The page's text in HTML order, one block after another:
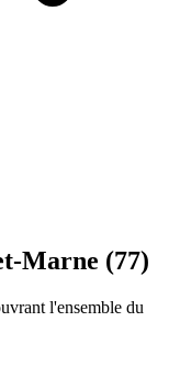
Marne (77)
l'ensemble du